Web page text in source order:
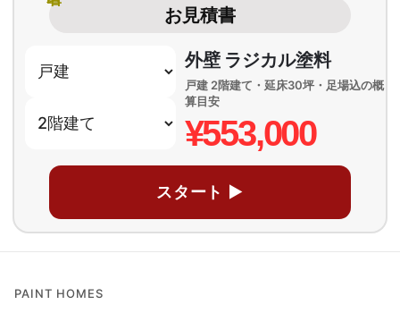
お見積書
外壁 ラジカル塗料
戸建 2階建て・延床30坪・足場込の概
算目安
¥553,000
スタート ▶
PAINT HOMES